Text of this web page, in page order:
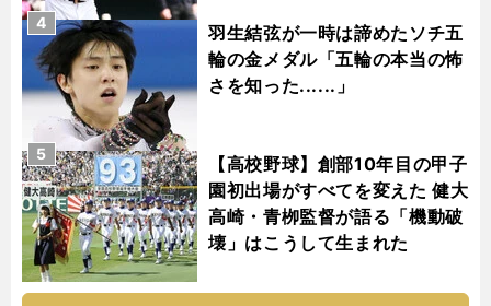
羽生結弦が一時は諦めたソチ五
輪の金メダル「五輪の本当の怖
さを知った......」
4
【高校野球】創部10年目の甲子
園初出場がすべてを変えた 健大
高崎・青栁監督が語る「機動破
壊」はこうして生まれた
5